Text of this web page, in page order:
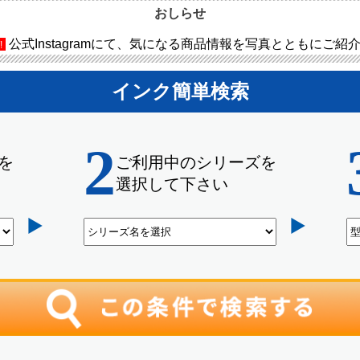
おしらせ
公式Instagramにて、気になる商品情報を写真とともにご紹